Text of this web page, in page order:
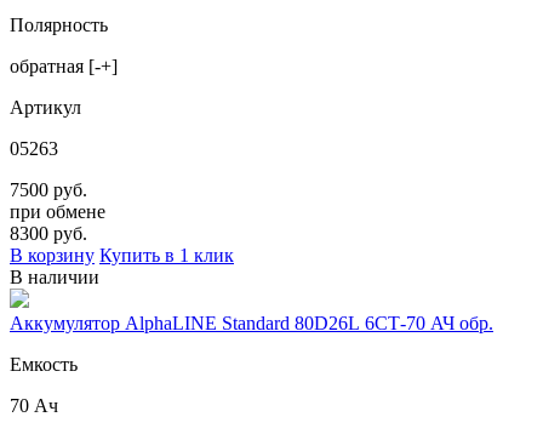
Полярность
обратная [-+]
Артикул
05263
7500 руб.
при обмене
8300 руб.
В корзину Купить в 1 клик
В наличии
Аккумулятор AlphaLINE Standard 80D26L 6СТ-70 АЧ обр.
Емкость
70 Ач